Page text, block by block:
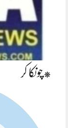
*چونکا کر